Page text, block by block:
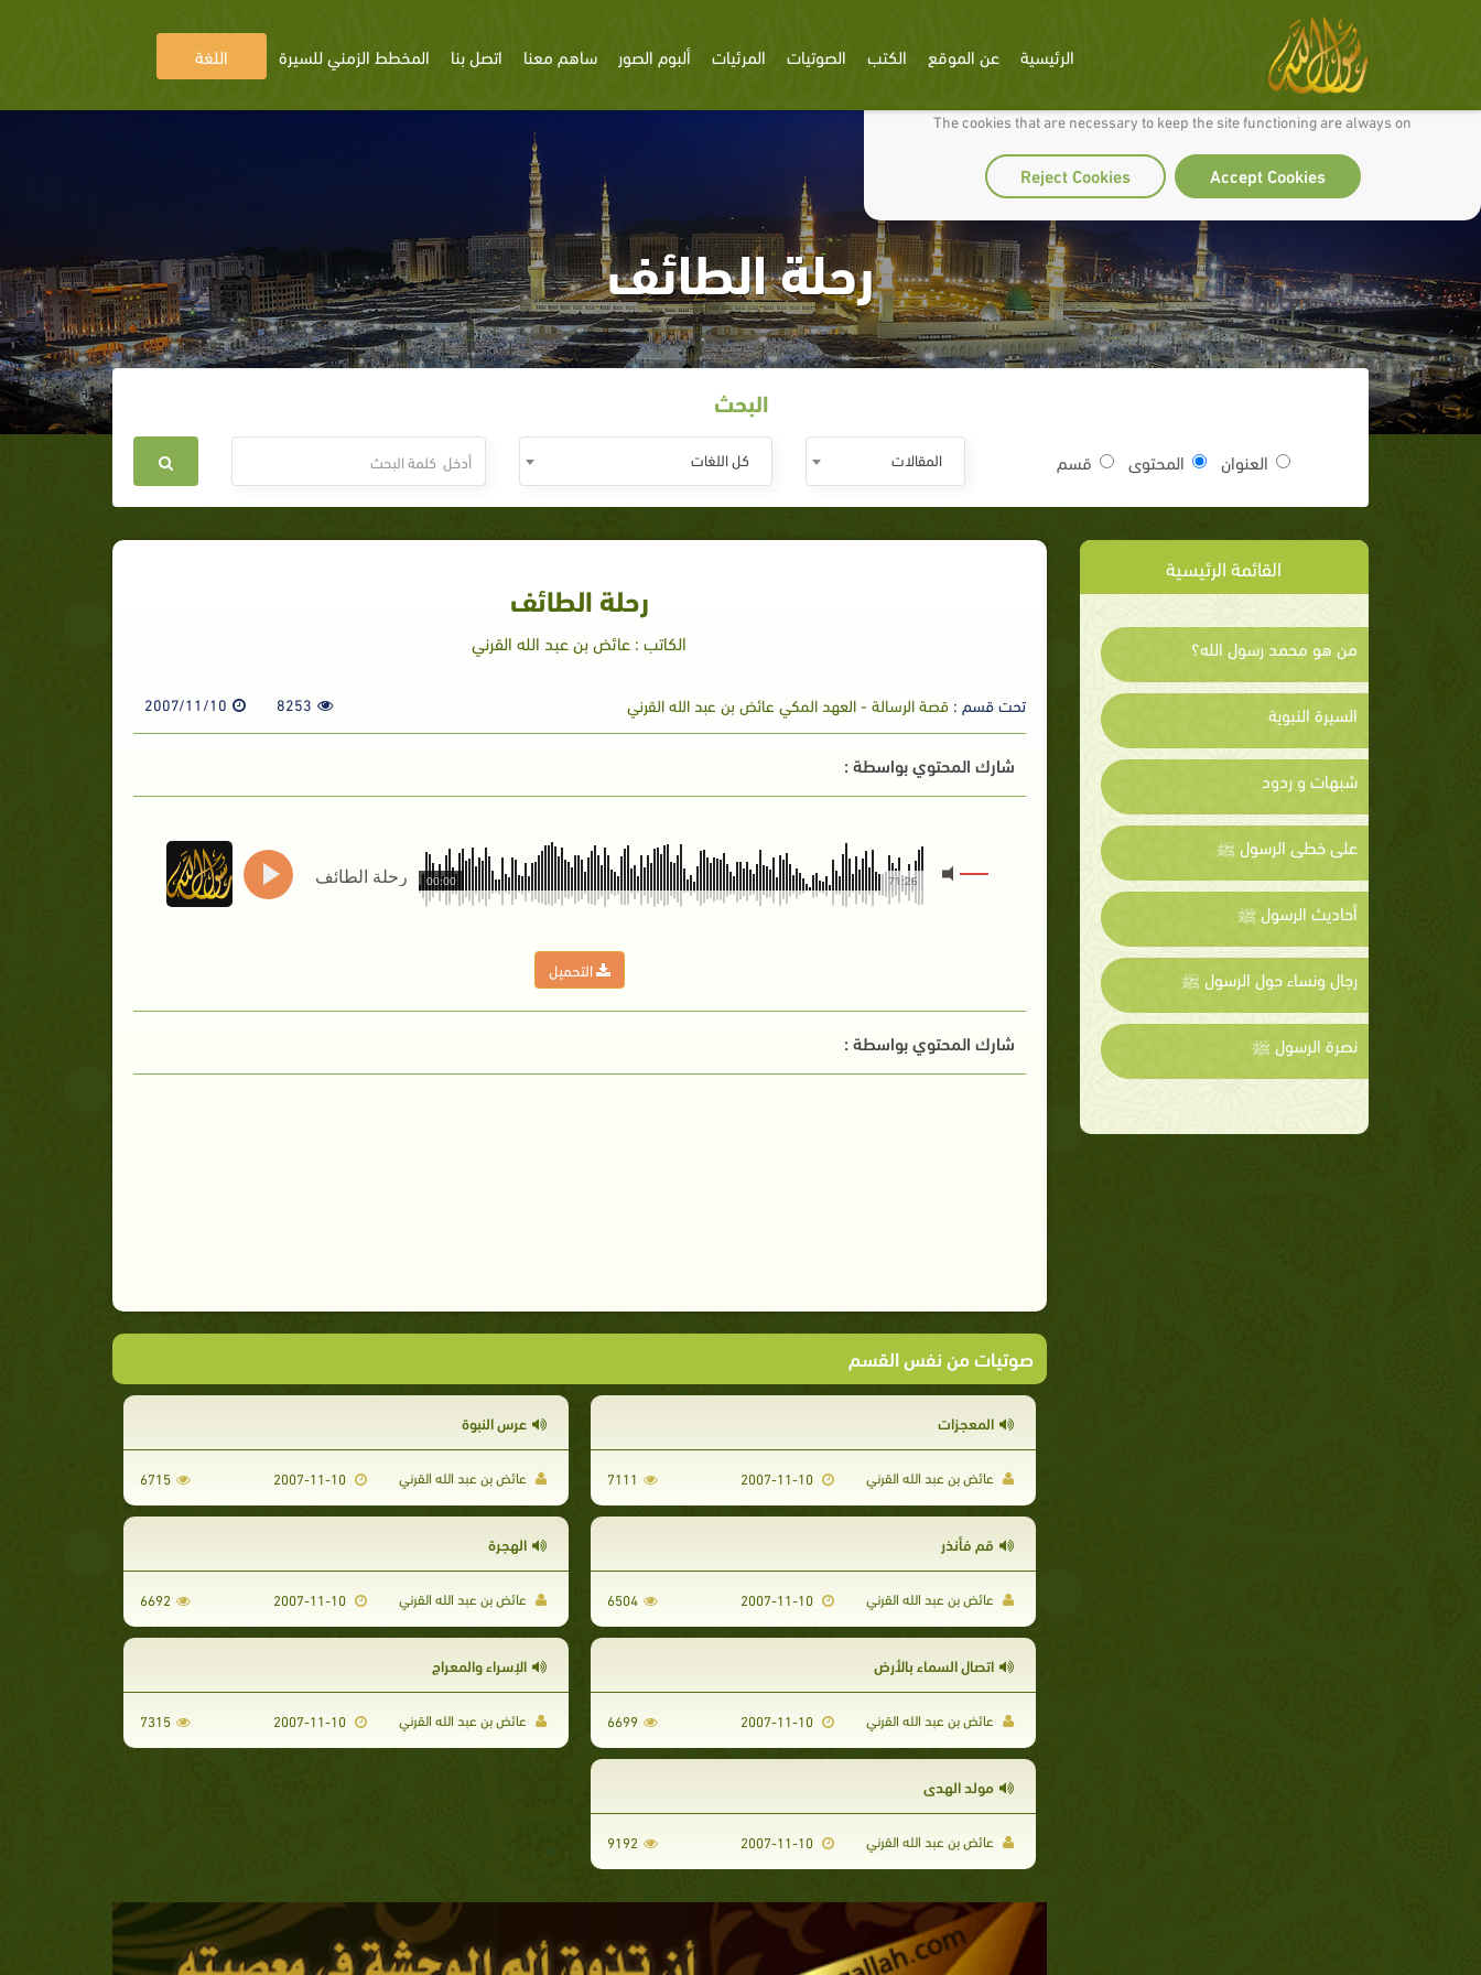
We use cookies to make our site work well for you and so we can continually improve it.
The cookies that are necessary to keep the site functioning are always on
Accept Cookies
Reject Cookies
الرئيسية عن الموقع الكتب الصوتيات المرئيات ألبوم الصور ساهم معنا اتصل بنا المخطط الزمني للسيرة اللغة
رحلة الطائف
البحث
العنوان المحتوى قسم المقالات كل اللغات
القائمة الرئيسية
من هو محمد رسول الله؟
السيرة النبوية
شبهات و ردود
على خطى الرسول ﷺ
أحاديث الرسول ﷺ
رجال ونساء حول الرسول ﷺ
نصرة الرسول ﷺ
رحلة الطائف
الكاتب : عائض بن عبد الله القرني
تحت قسم :قصة الرسالة - العهد المكي عائض بن عبد الله القرني 8253
2007/11/10
شارك المحتوي بواسطة :
رحلة الطائف 71:26
00:00
التحميل
شارك المحتوي بواسطة :
صوتيات من نفس القسم
المعجزات
عائض بن عبد الله القرني 7111
عرس النبوة
عائض بن عبد الله القرني 6715
قم فأنذر
عائض بن عبد الله القرني 6504
الهجرة
عائض بن عبد الله القرني 6692
اتصال السماء بالأرض
عائض بن عبد الله القرني 6699
الإسراء والمعراج
عائض بن عبد الله القرني 7315
مولد الهدى
عائض بن عبد الله القرني 9192